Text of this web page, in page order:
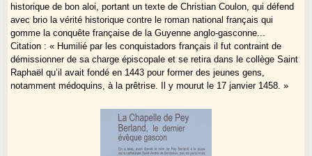
historique de bon aloi, portant un texte de Christian Coulon, qui défend
avec brio la vérité historique contre le roman national français qui
gomme la conquête française de la Guyenne anglo-gasconne...
Citation : « Humilié par les conquistadors français il fut contraint de
démissionner de sa charge épiscopale et se retira dans le collège Saint
Raphaël qu’il avait fondé en 1443 pour former des jeunes gens,
notamment médoquins, à la prêtrise. Il y mourut le 17 janvier 1458. »